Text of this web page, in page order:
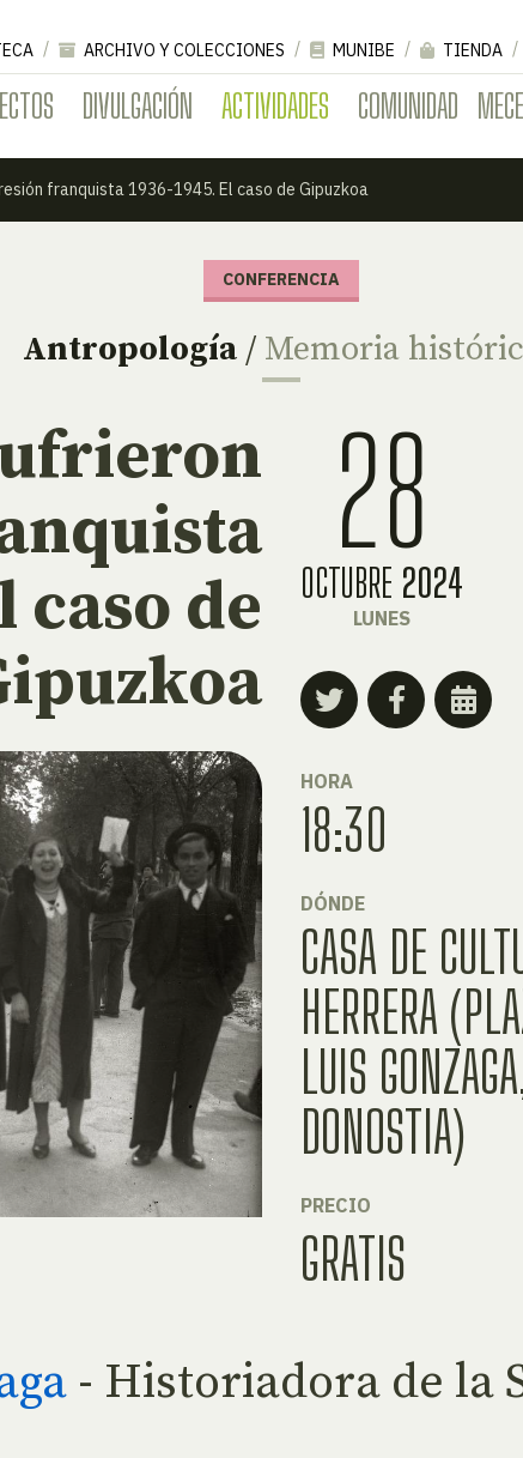
DIVULGACIÓN ACTIVIDADES COMUNIDAD
ARCHIVO Y COLECCIONES MUNIBE TIENDA
franquista 1936-1945. El caso de Gipuzkoa
CONFERENCIA
Antropología/ Memoria
caso de
28
OCTUBRE 2024
LUNES
HORA
18:30
DÓNDE
CASA DE
HERRERA
LUIS
DONOSTIA)
PRECIO
GRATIS
- Historiadora de la